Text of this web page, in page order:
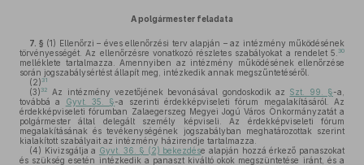
A polgármester feladata
7. § (1) Ellenőrzi – éves ellenőrzési terv alapján – az intézmény működésének
törvényességét. Az ellenőrzésre vonatkozó részletes szabályokat a rendelet 5. 30
melléklete tartalmazza. Amennyiben az intézmény működésének ellenőrzése
során jogszabálysértést állapít meg, intézkedik annak megszűntetéséről.
(2) 31
(3) 32 Az intézmény vezetőjének bevonásával gondoskodik az Szt. 99. §-a,
továbbá a
Gyvt. 35. §-a szerinti érdekképviseleti fórum megalakításáról. Az
érdekképviseleti fórumban Zalaegerszeg Megyei Jogú Város Önkormányzatát a
polgármester által delegált személy képviseli. Az érdekképviseleti fórum
megalakításának és tevékenységének jogszabályban meghatározottak szerint
kialakított szabályait az intézmény házirendje tartalmazza.
(4) Kivizsgálja a Gyvt. 36. § (2) bekezdése alapján hozzá érkező panaszokat
és szükség esetén intézkedik a panaszt kiváltó okok megszüntetése iránt, és a